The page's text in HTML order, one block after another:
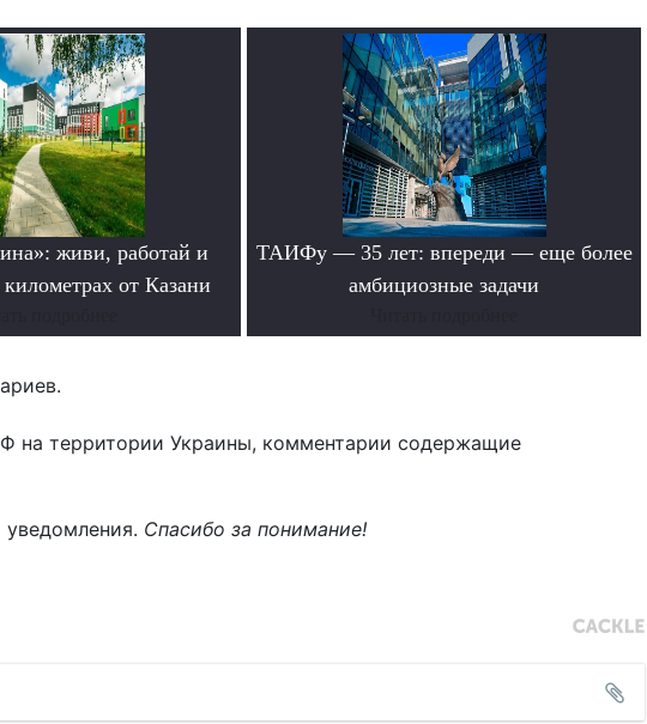
живи, работай и
от Казани
ТАИФу — 35 лет: впереди — еще более
амбициозные задачи
на территории Украины, комментарии содержащие
уведомления. Спасибо за понимание!